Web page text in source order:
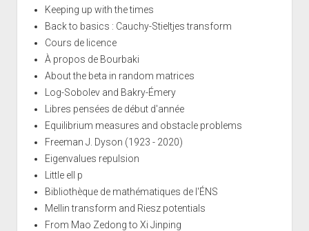
Keeping up with the times
Back to basics : Cauchy-Stieltjes transform
Cours de licence
À propos de Bourbaki
About the beta in random matrices
Log-Sobolev and Bakry-Émery
Libres pensées de début d'année
Equilibrium measures and obstacle problems
Freeman J. Dyson (1923 - 2020)
Eigenvalues repulsion
Little ell p
Bibliothèque de mathématiques de l'ÉNS
Mellin transform and Riesz potentials
From Mao Zedong to Xi Jinping